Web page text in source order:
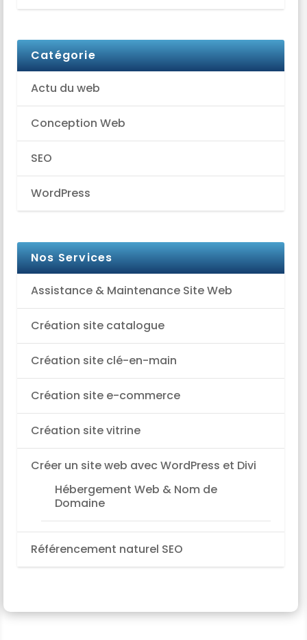
Catégorie
Actu du web
Conception Web
SEO
WordPress
Nos Services
Assistance & Maintenance Site Web
Création site catalogue
Création site clé-en-main
Création site e-commerce
Création site vitrine
Créer un site web avec WordPress et Divi
Hébergement Web & Nom de
Domaine
Référencement naturel SEO